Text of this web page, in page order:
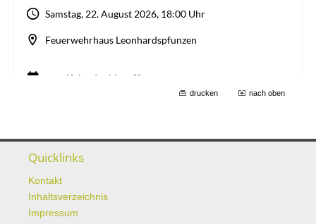
drucken nach oben
Quicklinks
Kontakt
Inhaltsverzeichnis
Impressum